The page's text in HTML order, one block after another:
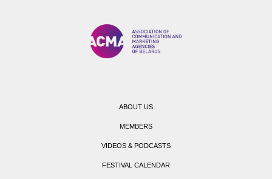
ABOUT US
MEMBERS
VIDEOS & PODCASTS
FESTIVAL CALENDAR